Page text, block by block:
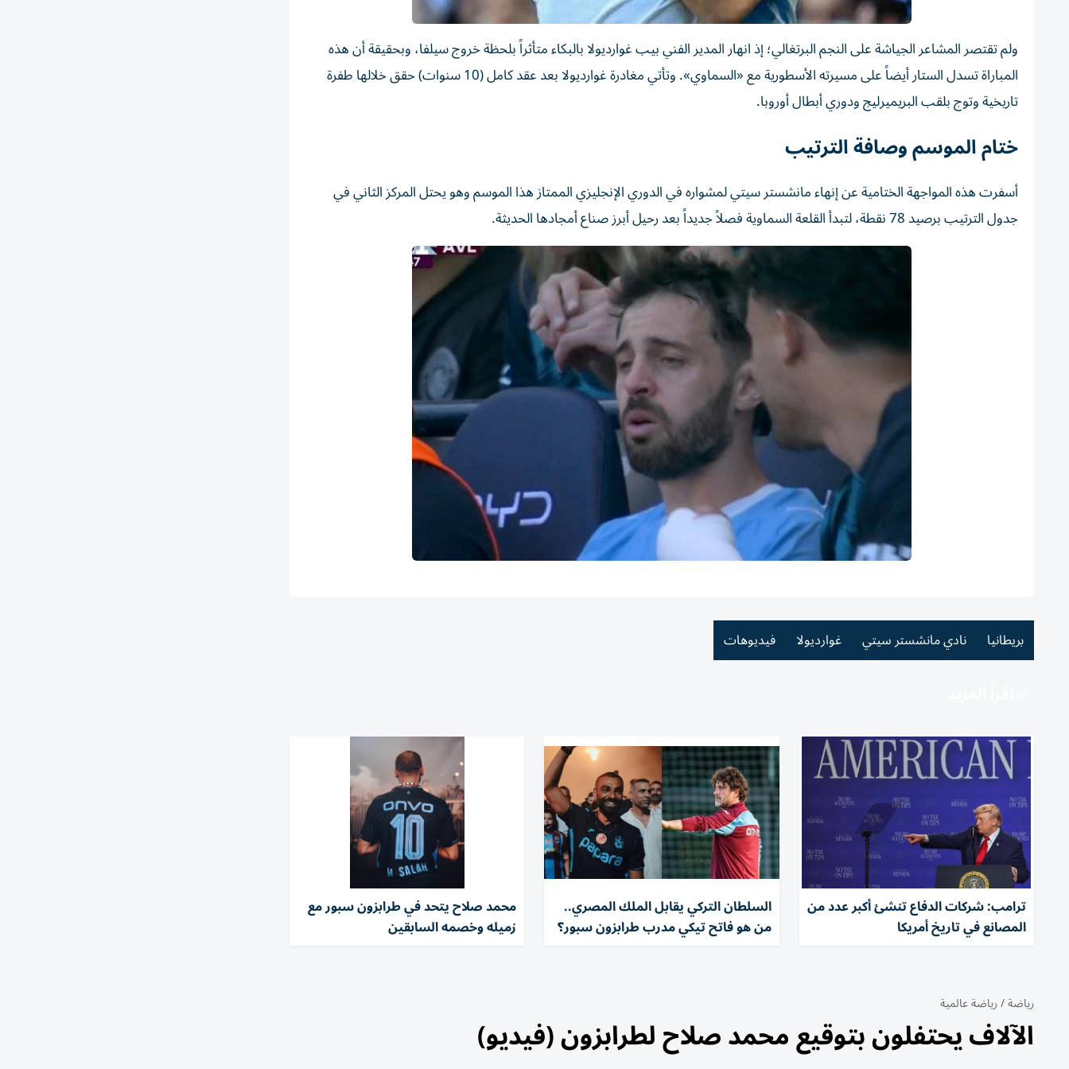
ولم تقتصر المشاعر الجياشة على النجم البرتغالي؛ إذ انهار المدير الفني بيب غوارديولا بالبكاء متأثراً بلحظة خروج سيلفا، وبحقيقة أن هذه
المباراة تسدل الستار أيضاً على مسيرته الأسطورية مع «السماوي». وتأتي مغادرة غوارديولا بعد عقد كامل (10 سنوات) حقق خلالها طفرة
تاريخية وتوج بلقب البريميرليج ودوري أبطال أوروبا.
ختام الموسم وصافة الترتيب
أسفرت هذه المواجهة الختامية عن إنهاء مانشستر سيتي لمشواره في الدوري الإنجليزي الممتاز هذا الموسم وهو يحتل المركز الثاني في
جدول الترتيب برصيد 78 نقطة، لتبدأ القلعة السماوية فصلاً جديداً بعد رحيل أبرز صناع أمجادها الحديثة.
بريطانيا نادي مانشستر سيتي غوارديولا فيديوهات
ترامب: شركات الدفاع تنشئ أكبر عدد من
المصانع في تاريخ أمريكا
السلطان التركي يقابل الملك المصري..
من هو فاتح تيكي مدرب طرابزون سبور؟
محمد صلاح يتحد في طرابزون سبور مع
زميله وخصمه السابقين
رياضة/رياضة عالمية
الآلاف يحتفلون بتوقيع محمد صلاح لطرابزون (فيديو)